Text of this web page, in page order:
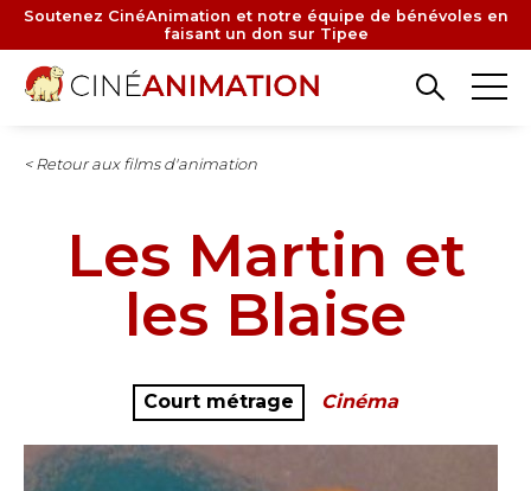
Aller
contenu
principal
Soutenez CinéAnimation et notre équipe de bénévoles en
faisant un don sur Tipee
< Retour aux films d'animation
Les Martin et
les Blaise
Court métrage Cinéma